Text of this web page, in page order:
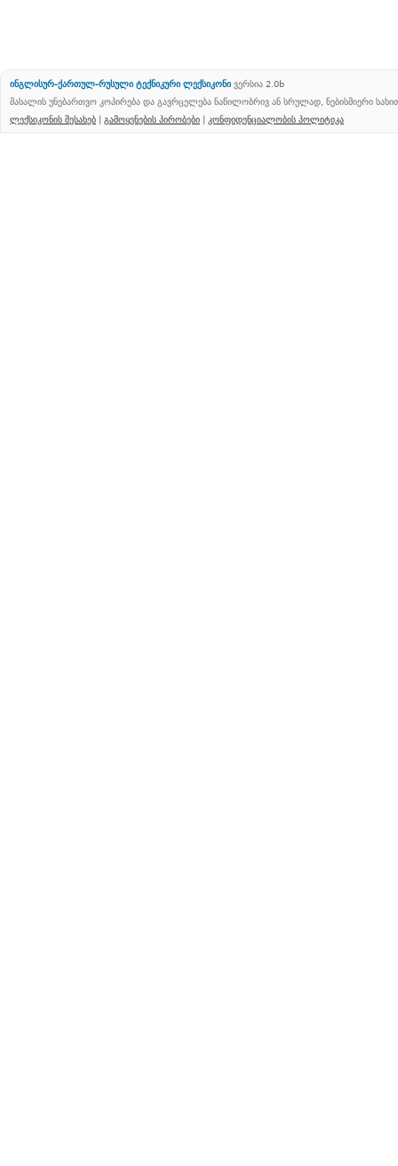
ინგლისურ-ქართულ-რუსული ტექნიკური ლექსიკონი ვერსია 2.0b
მასალის უნებართვო კოპირება და გავრცელება ნაწილობრივ ან სრულად, ნებისმიერი
ლექსიკონის შესახებ | გამოყენების პირობები | კონფიდენციალობის პოლიტიკა